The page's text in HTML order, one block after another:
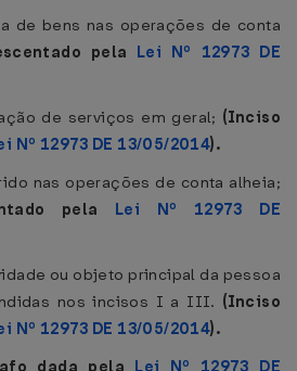
de bens nas operações de conta
pela Lei Nº 12973 DE
de serviços em geral; (Inciso
Nº 12973 DE 13/05/2014).
nas operações de conta alheia;
pela Lei Nº 12973 DE
ou objeto principal da pessoa
nos incisos I a III. (Inciso
Nº 12973 DE 13/05/2014).
dada pela Lei Nº 12973 DE